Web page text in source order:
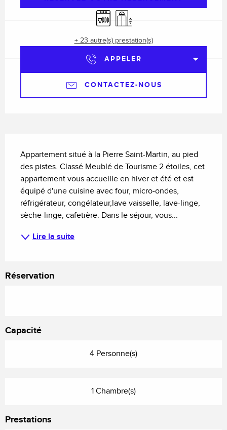
Lave vaisselle
Ascenseur
+ 23 autre(s) prestation(s)
APPELER
CONTACTEZ-NOUS
Appartement situé à la Pierre Saint-Martin, au pied
des pistes. Classé Meublé de Tourisme 2 étoiles, cet
appartement vous accueille en hiver et été et est
équipé d'une cuisine avec four, micro-ondes,
réfrigérateur, congélateur,lave vaisselle, lave-linge,
sèche-linge, cafetière. Dans le séjour, vous...
Lire la suite
Réservation
Capacité
4 Personne(s)
1 Chambre(s)
Prestations